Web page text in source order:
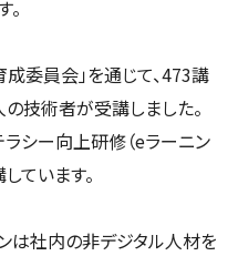
委員会」を通じて、473講
技術者が受講しました。
シー向上研修（eラーニン
ています。
は社内の非デジタル人材を